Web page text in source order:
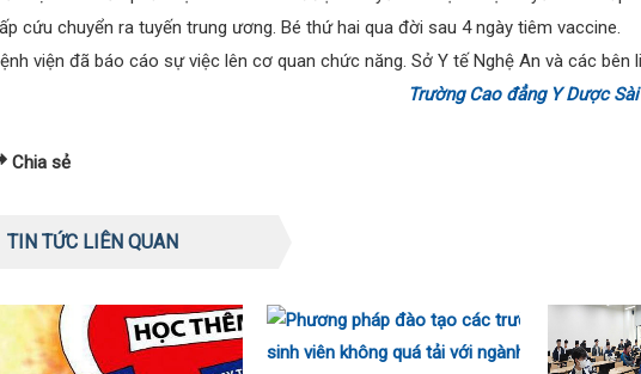
cứu chuyển ra tuyến trung ương. Bé thứ hai qua đời sau 4 ngày tiêm vaccine.
viện đã báo cáo sự việc lên cơ quan chức năng. Sở Y tế Nghệ An và các bên
Trường Cao đẳng Y Dược
Chia sẻ
TIN TỨC LIÊN QUAN